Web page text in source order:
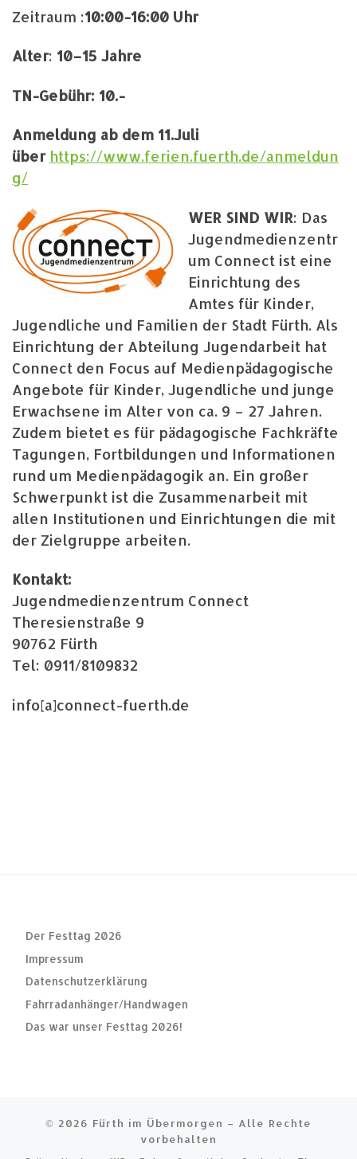
Zeitraum :10:00-16:00 Uhr
Alter: 10–15 Jahre
TN-Gebühr: 10.-
Anmeldung ab dem 11.Juli
über https://www.ferien.fuerth.de/anmeldun
g/
WER SIND WIR: Das
Jugendmedienzentr
um Connect ist eine
Einrichtung des
Amtes für Kinder,
Jugendliche und Familien der Stadt Fürth. Als
Einrichtung der Abteilung Jugendarbeit hat
Connect den Focus auf Medienpädagogische
Angebote für Kinder, Jugendliche und junge
Erwachsene im Alter von ca. 9 – 27 Jahren.
Zudem bietet es für pädagogische Fachkräfte
Tagungen, Fortbildungen und Informationen
rund um Medienpädagogik an. Ein großer
Schwerpunkt ist die Zusammenarbeit mit
allen Institutionen und Einrichtungen die mit
der Zielgruppe arbeiten.
Kontakt:
Jugendmedienzentrum Connect
Theresienstraße 9
90762 Fürth
Tel: 0911/8109832
info[a]connect-fuerth.de
Der Festtag 2026
Impressum
Datenschutzerklärung
Fahrradanhänger/Handwagen
Das war unser Festtag 2026!
© 2026 Fürth im Übermorgen – Alle Rechte
vorbehalten